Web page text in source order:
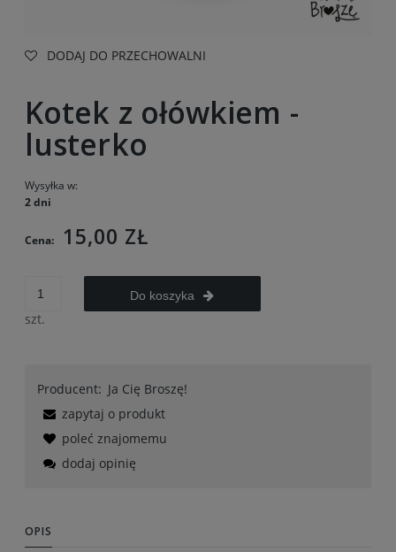
DODAJ DO PRZECHOWALNI
Kotek z ołówkiem -
lusterko
Wysyłka w:
2 dni
Cena: 15,00 ZŁ
szt.
Do koszyka
Producent: Ja Cię Broszę!
zapytaj o produkt
poleć znajomemu
dodaj opinię
OPIS